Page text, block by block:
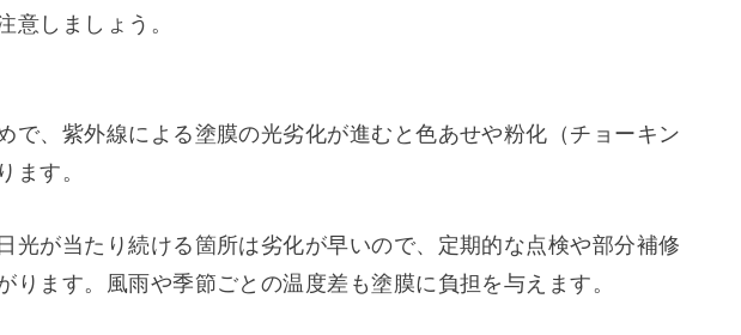
意しましょう。
で、紫外線による塗膜の光劣化が進むと色あせや粉化（チョーキン
ます。
光が当たり続ける箇所は劣化が早いので、定期的な点検や部分補修
ります。風雨や季節ごとの温度差も塗膜に負担を与えます。